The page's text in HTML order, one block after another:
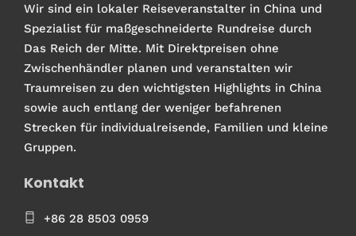
Wir sind ein lokaler Reiseveranstalter in China und
Spezialist für maßgeschneiderte Rundreise durch
Das Reich der Mitte. Mit Direktpreisen ohne
Zwischenhändler planen und veranstalten wir
Traumreisen zu den wichtigsten Highlights in China
sowie auch entlang der weniger befahrenen
Strecken für individualreisende, Familien und kleine
Gruppen.
Kontakt
+86 28 8503 0959